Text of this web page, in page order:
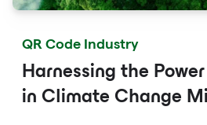
QR Code Industry
Harnessing the
in Climate Change